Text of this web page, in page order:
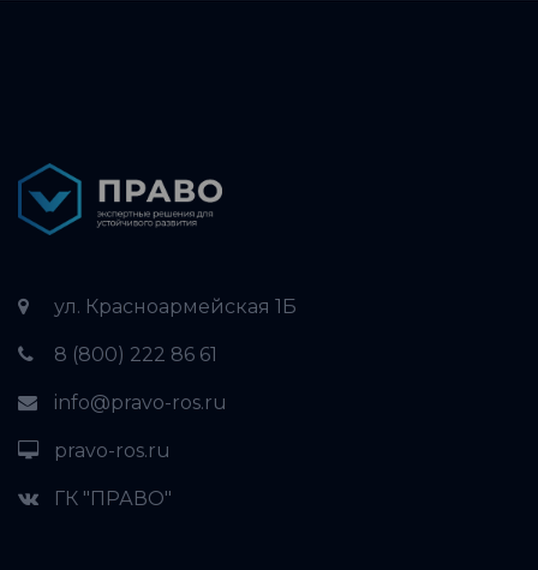
ул. Красноармейская 1Б
8 (800) 222 86 61
info@pravo-ros.ru
pravo-ros.ru
ГК "ПРАВО"